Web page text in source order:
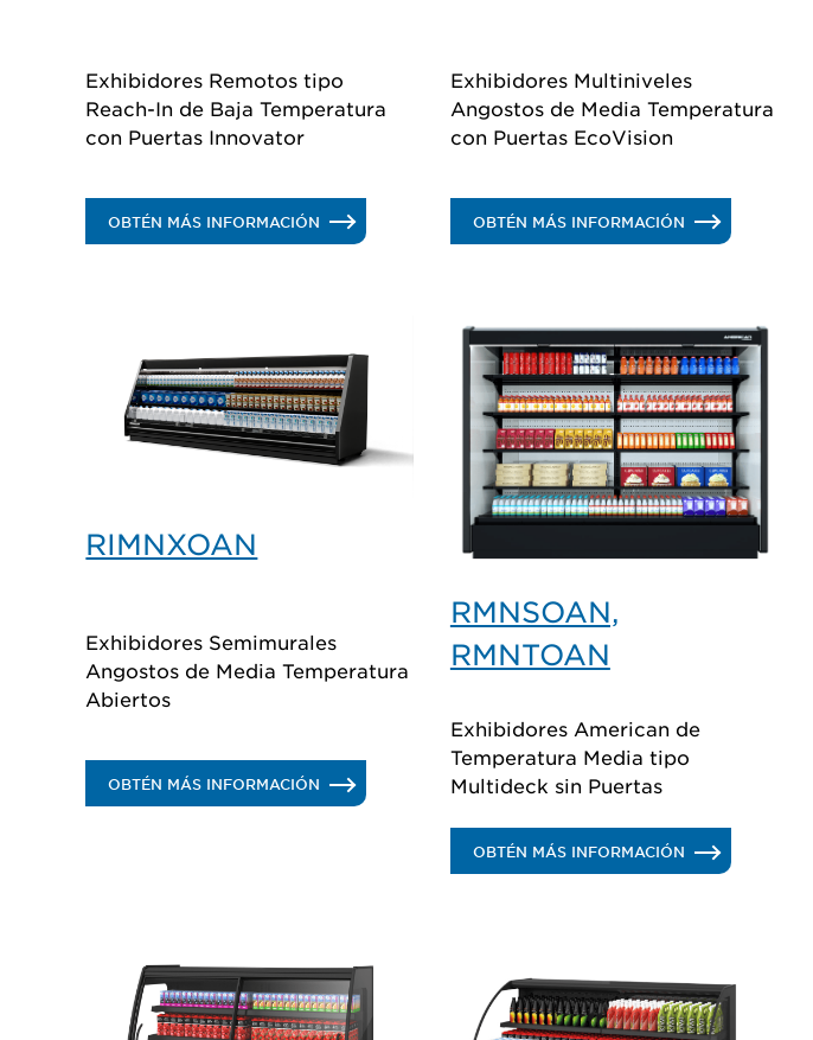
Exhibidores Remotos tipo
Reach-In de Baja Temperatura
con Puertas Innovator
OBTÉN MÁS INFORMACIÓN
Exhibidores Multiniveles
Angostos de Media Temperatura
con Puertas EcoVision
OBTÉN MÁS INFORMACIÓN.
RIMNXOAN
Exhibidores Semimurales
Angostos de Media Temperatura
Abiertos
OBTÉN MÁS INFORMACIÓN
RMNSOAN,
RMNTOAN
Exhibidores American de
Temperatura Media tipo
Multideck sin Puertas
OBTÉN MÁS INFORMACIÓN.